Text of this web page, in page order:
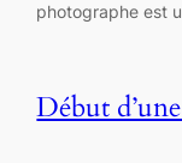
photographe est
Début